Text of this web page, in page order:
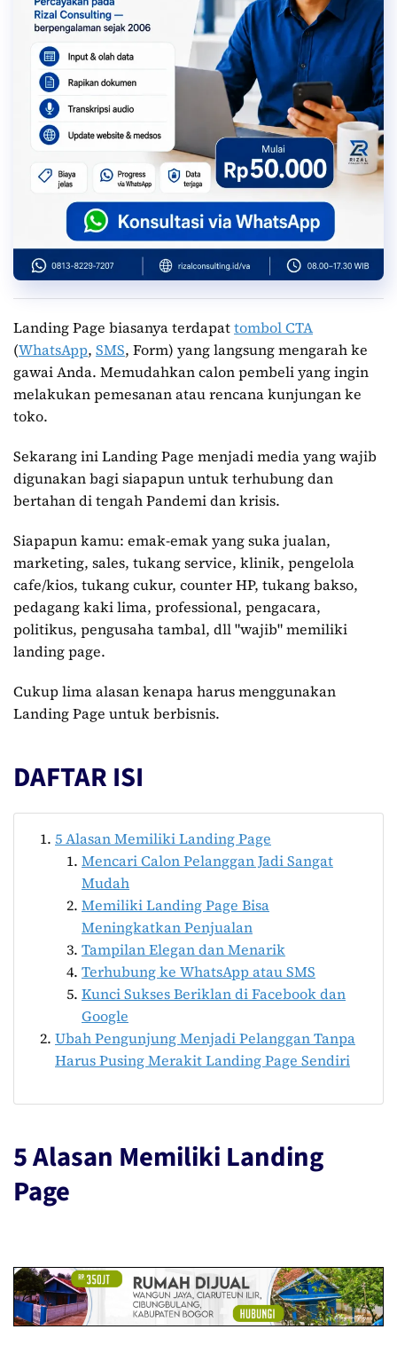
Landing Page biasanya terdapattombol CTA
(WhatsApp, SMS, Form) yang langsung mengarah ke
gawai Anda. Memudahkan calon pembeli yang ingin
melakukan pemesanan atau rencana kunjungan ke
toko.
Sekarang ini Landing Page menjadi media yang wajib
digunakan bagi siapapun untuk terhubung dan
bertahan di tengah Pandemi dan krisis.
Siapapun kamu: emak-emak yang suka jualan,
marketing, sales, tukang service, klinik, pengelola
cafe/kios, tukang cukur, counter HP, tukang bakso,
pedagang kaki lima, professional, pengacara,
politikus, pengusaha tambal, dll "wajib" memiliki
landing page.
Cukup lima alasan kenapa harus menggunakan
Landing Page untuk berbisnis.
DAFTAR ISI
5 Alasan Memiliki Landing Page
Mencari Calon Pelanggan Jadi Sangat
Mudah
Memiliki Landing Page Bisa
Meningkatkan Penjualan
Tampilan Elegan dan Menarik
Terhubung ke WhatsApp atau SMS
Kunci Sukses Beriklan di Facebook dan
Google
Ubah Pengunjung Menjadi Pelanggan Tanpa
Harus Pusing Merakit Landing Page Sendiri
5 Alasan Memiliki Landing
Page